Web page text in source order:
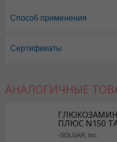
Способ применения
Сертификаты
АНАЛОГИЧНЫЕ
ПЛЮС N150
-SOLGAR, Inc.